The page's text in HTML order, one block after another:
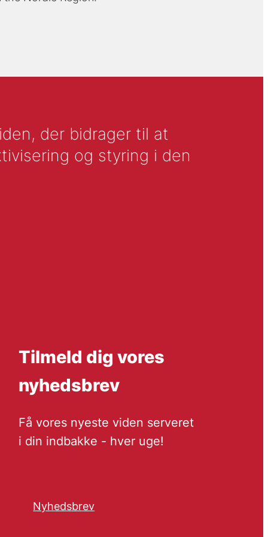
der bidrager til at
og styring i den
Tilmeld dig vores
nyhedsbrev
Få vores nyeste viden serveret
i din indbakke - hver uge!
Nyhedsbrev